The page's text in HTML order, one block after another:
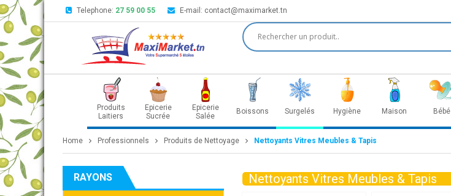
Telephone: 27 59 00 55 E-mail: contact@maximarket.tn
Produits
Laitiers
Epicerie
Sucrée
Epicerie
Salée
Boissons Surgelés Hygiène Maison Bébé
Home Professionnels Produits de Nettoyage Nettoyants Vitres Meubles & Tapis
RAYONS Nettoyants Vitres Meubles & Tapis